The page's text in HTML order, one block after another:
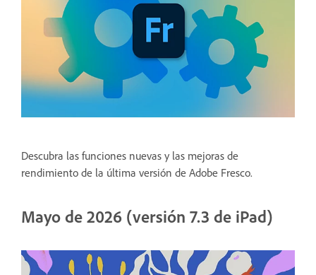
Descubra las funciones nuevas y las mejoras de
rendimiento de la última versión de Adobe Fresco.
Mayo de 2026 (versión 7.3 de iPad)